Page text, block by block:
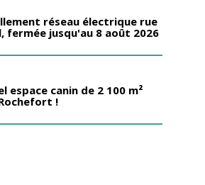
réseau électrique rue
fermée jusqu'au 8 août 2026
espace canin de 2 100 m²
!